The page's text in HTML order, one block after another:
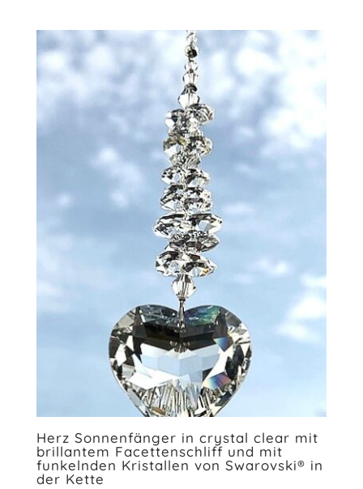
Herz Sonnenfänger in crystal clear mit
brillantem Facettenschliff und mit
funkelnden Kristallen von Swarovski® in
der Kette